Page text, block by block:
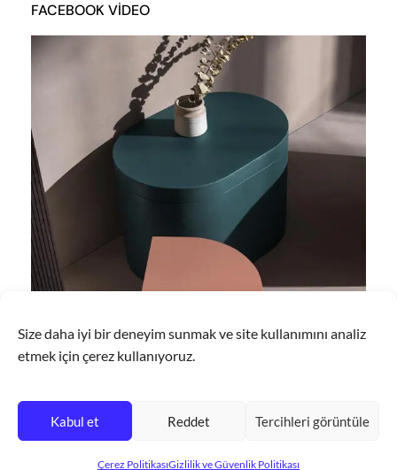
Size daha iyi bir deneyim sunmak ve site kullanımını analiz
etmek için çerez kullanıyoruz.
Kabul et Reddet Tercihleri görüntüle
Çerez PolitikasıGizlilik ve Güvenlik Politikası
FACEBOOK VIDEO